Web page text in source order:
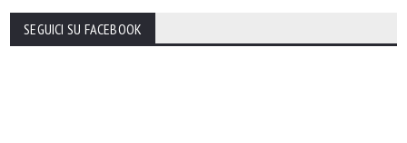
SEGUICI SU FACEBOOK